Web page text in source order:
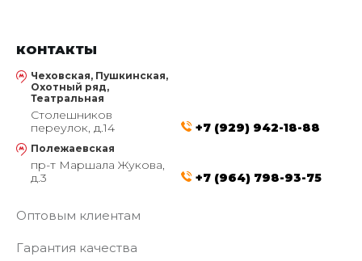
КОНТАКТЫ
Чеховская, Пушкинская,
Охотный ряд,
Театральная
Столешников
переулок, д.14
+7 (929) 942-18-88
Полежаевская
пр-т Маршала Жукова,
д.3
+7 (964) 798-93-75
Оптовым клиентам
Гарантия качества